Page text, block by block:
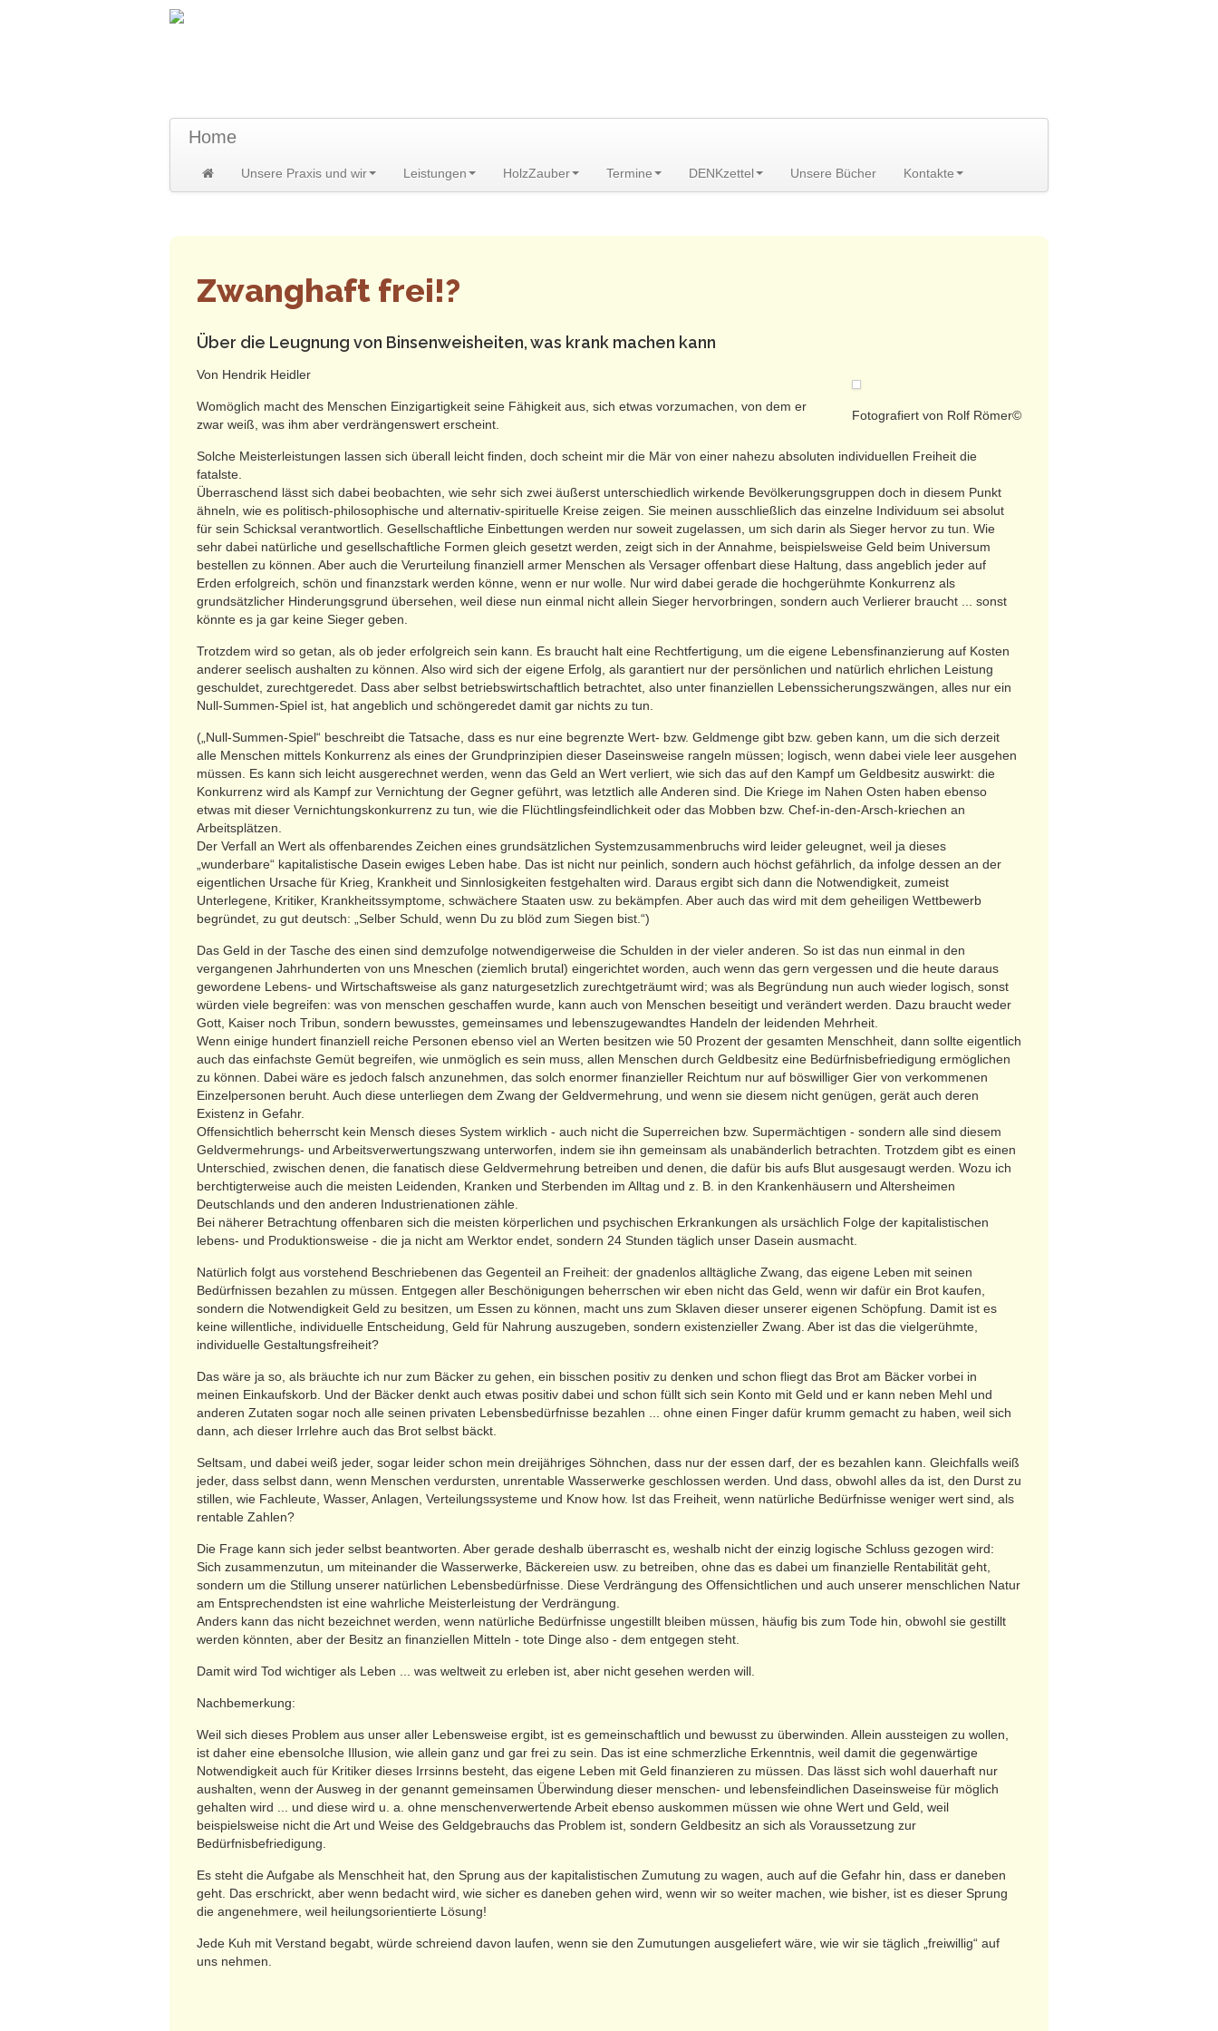
Home
Unsere Praxis und wir Leistungen HolzZauber Termine DENKzettel Unsere Bücher Kontakte
Zwanghaft frei!?
Über die Leugnung von Binsenweisheiten, was krank machen kann
Fotografiert von Rolf Römer©
Von Hendrik Heidler
Womöglich macht des Menschen Einzigartigkeit seine Fähigkeit aus, sich etwas vorzumachen, von dem er
zwar weiß, was ihm aber verdrängenswert erscheint.
Solche Meisterleistungen lassen sich überall leicht finden, doch scheint mir die Mär von einer nahezu absoluten individuellen Freiheit die
fatalste.
Überraschend lässt sich dabei beobachten, wie sehr sich zwei äußerst unterschiedlich wirkende Bevölkerungsgruppen doch in diesem Punkt
ähneln, wie es politisch-philosophische und alternativ-spirituelle Kreise zeigen. Sie meinen ausschließlich das einzelne Individuum sei absolut
für sein Schicksal verantwortlich. Gesellschaftliche Einbettungen werden nur soweit zugelassen, um sich darin als Sieger hervor zu tun. Wie
sehr dabei natürliche und gesellschaftliche Formen gleich gesetzt werden, zeigt sich in der Annahme, beispielsweise Geld beim Universum
bestellen zu können. Aber auch die Verurteilung finanziell armer Menschen als Versager offenbart diese Haltung, dass angeblich jeder auf
Erden erfolgreich, schön und finanzstark werden könne, wenn er nur wolle. Nur wird dabei gerade die hochgerühmte Konkurrenz als
grundsätzlicher Hinderungsgrund übersehen, weil diese nun einmal nicht allein Sieger hervorbringen, sondern auch Verlierer braucht ... sonst
könnte es ja gar keine Sieger geben.
Trotzdem wird so getan, als ob jeder erfolgreich sein kann. Es braucht halt eine Rechtfertigung, um die eigene Lebensfinanzierung auf Kosten
anderer seelisch aushalten zu können. Also wird sich der eigene Erfolg, als garantiert nur der persönlichen und natürlich ehrlichen Leistung
geschuldet, zurechtgeredet. Dass aber selbst betriebswirtschaftlich betrachtet, also unter finanziellen Lebenssicherungszwängen, alles nur ein
Null-Summen-Spiel ist, hat angeblich und schöngeredet damit gar nichts zu tun.
(„Null-Summen-Spiel“ beschreibt die Tatsache, dass es nur eine begrenzte Wert- bzw. Geldmenge gibt bzw. geben kann, um die sich derzeit
alle Menschen mittels Konkurrenz als eines der Grundprinzipien dieser Daseinsweise rangeln müssen; logisch, wenn dabei viele leer ausgehen
müssen. Es kann sich leicht ausgerechnet werden, wenn das Geld an Wert verliert, wie sich das auf den Kampf um Geldbesitz auswirkt: die
Konkurrenz wird als Kampf zur Vernichtung der Gegner geführt, was letztlich alle Anderen sind. Die Kriege im Nahen Osten haben ebenso
etwas mit dieser Vernichtungskonkurrenz zu tun, wie die Flüchtlingsfeindlichkeit oder das Mobben bzw. Chef-in-den-Arsch-kriechen an
Arbeitsplätzen.
Der Verfall an Wert als offenbarendes Zeichen eines grundsätzlichen Systemzusammenbruchs wird leider geleugnet, weil ja dieses
„wunderbare“ kapitalistische Dasein ewiges Leben habe. Das ist nicht nur peinlich, sondern auch höchst gefährlich, da infolge dessen an der
eigentlichen Ursache für Krieg, Krankheit und Sinnlosigkeiten festgehalten wird. Daraus ergibt sich dann die Notwendigkeit, zumeist
Unterlegene, Kritiker, Krankheitssymptome, schwächere Staaten usw. zu bekämpfen. Aber auch das wird mit dem geheiligen Wettbewerb
begründet, zu gut deutsch: „Selber Schuld, wenn Du zu blöd zum Siegen bist.“)
Das Geld in der Tasche des einen sind demzufolge notwendigerweise die Schulden in der vieler anderen. So ist das nun einmal in den
vergangenen Jahrhunderten von uns Mneschen (ziemlich brutal) eingerichtet worden, auch wenn das gern vergessen und die heute daraus
gewordene Lebens- und Wirtschaftsweise als ganz naturgesetzlich zurechtgeträumt wird; was als Begründung nun auch wieder logisch, sonst
würden viele begreifen: was von menschen geschaffen wurde, kann auch von Menschen beseitigt und verändert werden. Dazu braucht weder
Gott, Kaiser noch Tribun, sondern bewusstes, gemeinsames und lebenszugewandtes Handeln der leidenden Mehrheit.
Wenn einige hundert finanziell reiche Personen ebenso viel an Werten besitzen wie 50 Prozent der gesamten Menschheit, dann sollte eigentlich
auch das einfachste Gemüt begreifen, wie unmöglich es sein muss, allen Menschen durch Geldbesitz eine Bedürfnisbefriedigung ermöglichen
zu können. Dabei wäre es jedoch falsch anzunehmen, das solch enormer finanzieller Reichtum nur auf böswilliger Gier von verkommenen
Einzelpersonen beruht. Auch diese unterliegen dem Zwang der Geldvermehrung, und wenn sie diesem nicht genügen, gerät auch deren
Existenz in Gefahr.
Offensichtlich beherrscht kein Mensch dieses System wirklich - auch nicht die Superreichen bzw. Supermächtigen - sondern alle sind diesem
Geldvermehrungs- und Arbeitsverwertungszwang unterworfen, indem sie ihn gemeinsam als unabänderlich betrachten. Trotzdem gibt es einen
Unterschied, zwischen denen, die fanatisch diese Geldvermehrung betreiben und denen, die dafür bis aufs Blut ausgesaugt werden. Wozu ich
berchtigterweise auch die meisten Leidenden, Kranken und Sterbenden im Alltag und z. B. in den Krankenhäusern und Altersheimen
Deutschlands und den anderen Industrienationen zähle.
Bei näherer Betrachtung offenbaren sich die meisten körperlichen und psychischen Erkrankungen als ursächlich Folge der kapitalistischen
lebens- und Produktionsweise - die ja nicht am Werktor endet, sondern 24 Stunden täglich unser Dasein ausmacht.
Natürlich folgt aus vorstehend Beschriebenen das Gegenteil an Freiheit: der gnadenlos alltägliche Zwang, das eigene Leben mit seinen
Bedürfnissen bezahlen zu müssen. Entgegen aller Beschönigungen beherrschen wir eben nicht das Geld, wenn wir dafür ein Brot kaufen,
sondern die Notwendigkeit Geld zu besitzen, um Essen zu können, macht uns zum Sklaven dieser unserer eigenen Schöpfung. Damit ist es
keine willentliche, individuelle Entscheidung, Geld für Nahrung auszugeben, sondern existenzieller Zwang. Aber ist das die vielgerühmte,
individuelle Gestaltungsfreiheit?
Das wäre ja so, als bräuchte ich nur zum Bäcker zu gehen, ein bisschen positiv zu denken und schon fliegt das Brot am Bäcker vorbei in
meinen Einkaufskorb. Und der Bäcker denkt auch etwas positiv dabei und schon füllt sich sein Konto mit Geld und er kann neben Mehl und
anderen Zutaten sogar noch alle seinen privaten Lebensbedürfnisse bezahlen ... ohne einen Finger dafür krumm gemacht zu haben, weil sich
dann, ach dieser Irrlehre auch das Brot selbst bäckt.
Seltsam, und dabei weiß jeder, sogar leider schon mein dreijähriges Söhnchen, dass nur der essen darf, der es bezahlen kann. Gleichfalls weiß
jeder, dass selbst dann, wenn Menschen verdursten, unrentable Wasserwerke geschlossen werden. Und dass, obwohl alles da ist, den Durst zu
stillen, wie Fachleute, Wasser, Anlagen, Verteilungssysteme und Know how. Ist das Freiheit, wenn natürliche Bedürfnisse weniger wert sind, als
rentable Zahlen?
Die Frage kann sich jeder selbst beantworten. Aber gerade deshalb überrascht es, weshalb nicht der einzig logische Schluss gezogen wird:
Sich zusammenzutun, um miteinander die Wasserwerke, Bäckereien usw. zu betreiben, ohne das es dabei um finanzielle Rentabilität geht,
sondern um die Stillung unserer natürlichen Lebensbedürfnisse. Diese Verdrängung des Offensichtlichen und auch unserer menschlichen Natur
am Entsprechendsten ist eine wahrliche Meisterleistung der Verdrängung.
Anders kann das nicht bezeichnet werden, wenn natürliche Bedürfnisse ungestillt bleiben müssen, häufig bis zum Tode hin, obwohl sie gestillt
werden könnten, aber der Besitz an finanziellen Mitteln - tote Dinge also - dem entgegen steht.
Damit wird Tod wichtiger als Leben ... was weltweit zu erleben ist, aber nicht gesehen werden will.
Nachbemerkung:
Weil sich dieses Problem aus unser aller Lebensweise ergibt, ist es gemeinschaftlich und bewusst zu überwinden. Allein aussteigen zu wollen,
ist daher eine ebensolche Illusion, wie allein ganz und gar frei zu sein. Das ist eine schmerzliche Erkenntnis, weil damit die gegenwärtige
Notwendigkeit auch für Kritiker dieses Irrsinns besteht, das eigene Leben mit Geld finanzieren zu müssen. Das lässt sich wohl dauerhaft nur
aushalten, wenn der Ausweg in der genannt gemeinsamen Überwindung dieser menschen- und lebensfeindlichen Daseinsweise für möglich
gehalten wird ... und diese wird u. a. ohne menschenverwertende Arbeit ebenso auskommen müssen wie ohne Wert und Geld, weil
beispielsweise nicht die Art und Weise des Geldgebrauchs das Problem ist, sondern Geldbesitz an sich als Voraussetzung zur
Bedürfnisbefriedigung.
Es steht die Aufgabe als Menschheit hat, den Sprung aus der kapitalistischen Zumutung zu wagen, auch auf die Gefahr hin, dass er daneben
geht. Das erschrickt, aber wenn bedacht wird, wie sicher es daneben gehen wird, wenn wir so weiter machen, wie bisher, ist es dieser Sprung
die angenehmere, weil heilungsorientierte Lösung!
Jede Kuh mit Verstand begabt, würde schreiend davon laufen, wenn sie den Zumutungen ausgeliefert wäre, wie wir sie täglich „freiwillig“ auf
uns nehmen.